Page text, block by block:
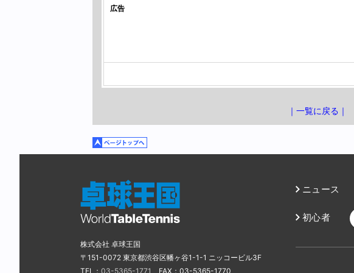
広告
｜一覧に戻る｜
ニュース
初心者
株式会社 卓球王国
〒151-0072 東京都渋谷区幡ヶ谷1-1-1 ニッコービル3F
TEL： 03-5365-1771 FAX：03-5365-1770